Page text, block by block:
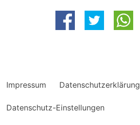
Impressum Datenschutzerklärung
Datenschutz-Einstellungen